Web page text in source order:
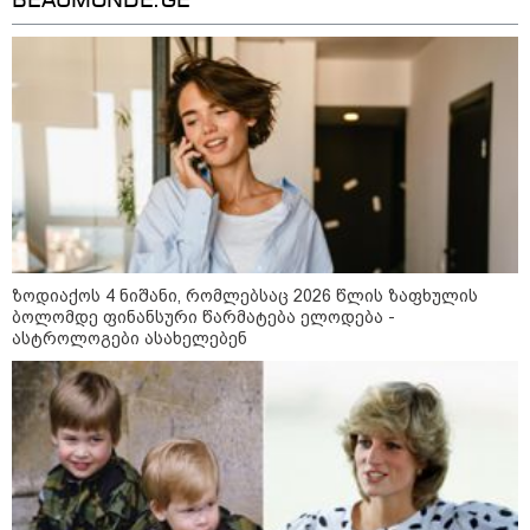
09:33 / 05-08-2026
"მამის მიერ ცოტნესთვის
დატოვებულ სახლში
თვითნებურად ცხოვრობს
ადამიანი, რომელიც ზვიადის
ანდერძში ერთი სიტყვითაც კი
არ არის მოხსენიებული" - ანა
ჯაბაური
09:32 / 05-08-2026
"4 დღე უწყლოდ და უპუროდ
გაატარეს, მათ სიცოცხლე
დავუბრუნეთ" - ქართველი
მეზღვაური წერს, რომ 36
მიგრანტი, მათ შორის, ორსული
გოგონა გადაარჩინა
"როცა კანონიკიდან
გამომდინარე, მართებულად
მიგვაჩნია, რომ ადამიანის
გასვენება ტაძრიდან არ მოხდეს,
ეს მგლოვიარეს ისეთი
სიყვარულითა უნდა ავუხსნათ,
რომ შფოთვა არ დაიბადოს" -
ზოდიაქოს 4 ნიშანი, რომლებსაც 2026 წლის ზაფხულის
ბოლომდე ფინანსური წარმატება ელოდება -
ასტროლოგები ასახელებენ